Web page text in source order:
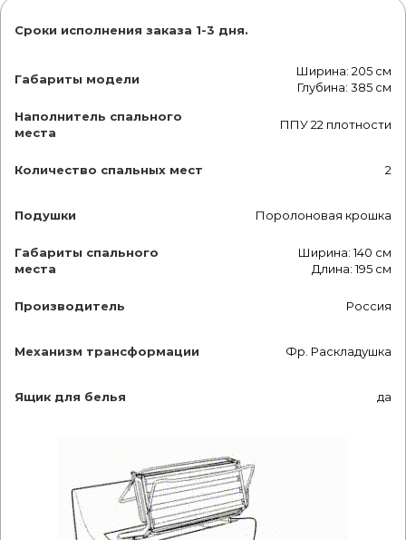
Сроки исполнения заказа 1-3 дня.
Габариты модели
Ширина: 205 см
Глубина: 385 см
Наполнитель спального
места
ППУ 22 плотности
Количество спальных мест 2
Подушки Поролоновая крошка
Габариты спального
места
Ширина: 140 см
Длина: 195 см
Производитель Россия
Механизм трансформации Фр. Раскладушка
Ящик для белья да